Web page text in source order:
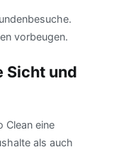
vorbeugen.
Sicht und
Clean eine
als auch